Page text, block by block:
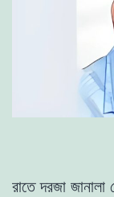
রাতে দরজা